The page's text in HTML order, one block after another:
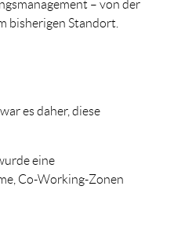
– von der
bisherigen Standort.
es daher, diese
eine
Co-Working-Zonen